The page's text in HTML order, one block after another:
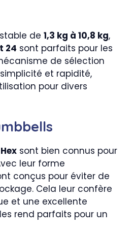
de 1,3 kg à 10,8 kg,
24 sont parfaits pour les
de sélection
et rapidité,
pour divers
sont bien connus pour
leur forme
conçus pour éviter de
Cela leur confère
et une excellente
rend parfaits pour un